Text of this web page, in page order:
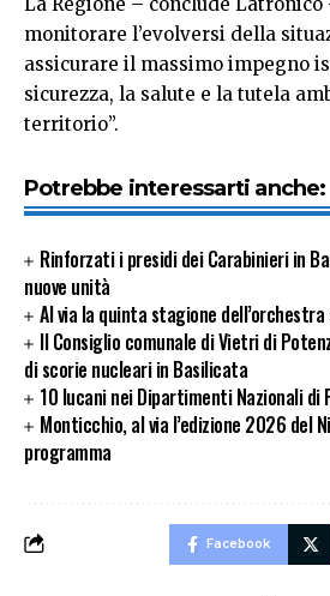
monitorare l’evolversi della
assicurare il massimo impegno
sicurezza, la salute e la tutela
territorio”.
Potrebbe interessarti anche:
Rinforzati i presidi dei Carabinieri in
nuove unità
Al via la quinta stagione
Il Consiglio comunale di Vietri di
di scorie nucleari in Basilicata
10 lucani nei Dipartimenti Nazionali di
Monticchio, al via l’edizione 2026 del
programma
Facebook